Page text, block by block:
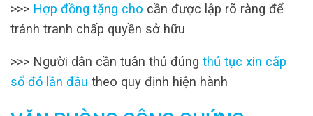
>>> Hợp đồng tặng cho cần được lập rõ ràng để
tránh tranh chấp quyền sở hữu
>>> Người dân cần tuân thủ đúng thủ tục xin cấp
sổ đỏ lần đầu theo quy định hiện hành